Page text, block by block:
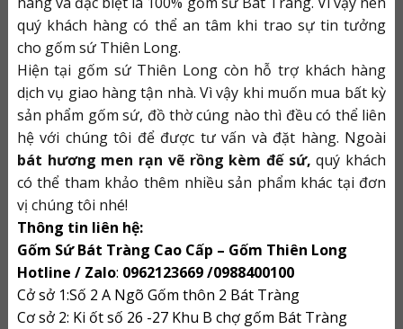
quý khách hàng có thể an tâm khi trao sự tin tưởng
cho gốm sứ Thiên Long.
Hiện tại gốm sứ Thiên Long còn hỗ trợ khách hàng
dịch vụ giao hàng tận nhà. Vì vậy khi muốn mua bất kỳ
sản phẩm gốm sứ, đồ thờ cúng nào thì đều có thể liên
hệ với chúng tôi để được tư vấn và đặt hàng. Ngoài
bát hương men rạn vẽ rồng kèm đế sứ,quý khách
có thể tham khảo thêm nhiều sản phẩm khác tại đơn
vị chúng tôi nhé!
Thông tin liên hệ:
Gốm Sứ Bát Tràng Cao Cấp – Gốm Thiên Long
Hotline / Zalo: 0962123669 /0988400100
Cở sở 1:Số 2 A Ngõ Gốm thôn 2 Bát Tràng
Cơ sở 2: Ki ốt số 26 -27 Khu B chợ gốm Bát Tràng